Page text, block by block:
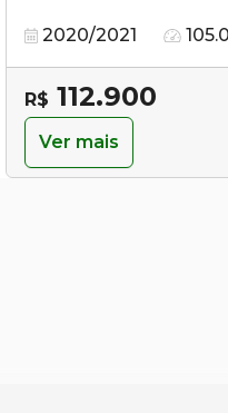
2020/2021
R$ 112.900
Ver mais